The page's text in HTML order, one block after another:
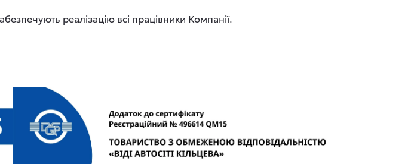
реалізацію всі працівники Компанії.